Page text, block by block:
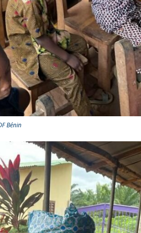
Bénin